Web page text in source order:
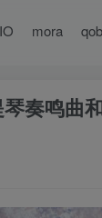
mora
奏鸣曲